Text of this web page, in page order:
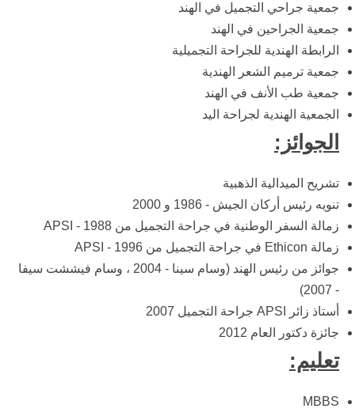
جمعية جراحي التجميل في الهند
جمعية الجراحين في الهند
الرابطة الهندية للجراحة التجميلية
جمعية ترميم الشعر الهندية
جمعية طب الأنف في الهند
الجمعية الهندية لجراحة اليد
الجوائز:
تشريح الميدالية الذهبية
تنويه رئيس أركان الجيش - 1986 و 2000
زمالة السفر الوطنية في جراحة التجميل من APSI - 1988
زمالة Ethicon في جراحة التجميل من APSI - 1996
جوائز من رئيس الهند (وسام سينا - 2004 ، وسام فيششت سيفا
- 2007)
أستاذ زائر APSI جراحة التجميل 2007
جائزة دكتور العام 2012
تعليم:
MBBS